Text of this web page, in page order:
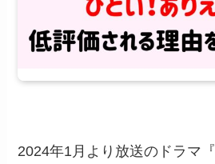
2024年1月より放送のドラマ『